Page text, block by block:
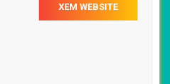
XEM WEBSITE